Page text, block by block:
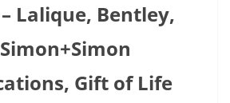
Lalique, Bentley,
Gift of Life